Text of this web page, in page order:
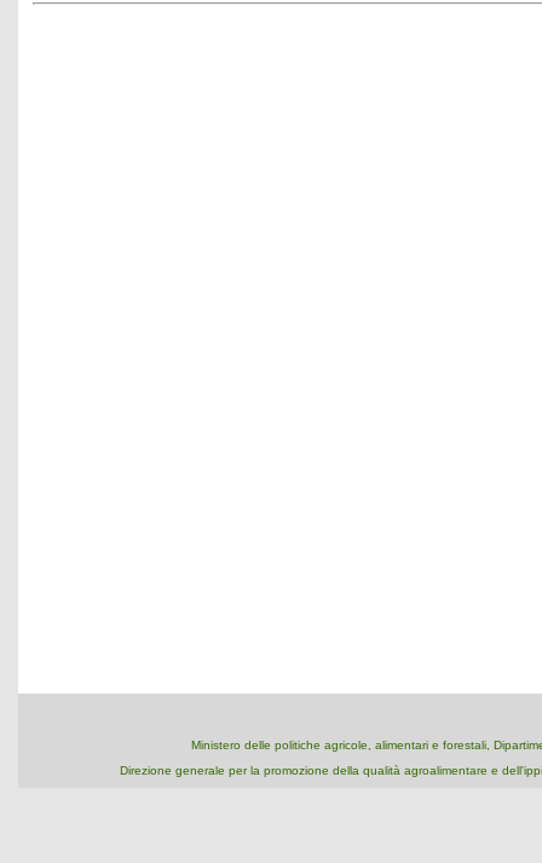
Ministero delle politiche agricole, alimentari e forestali,
Direzione generale per la promozione della qualità agroalimentare e